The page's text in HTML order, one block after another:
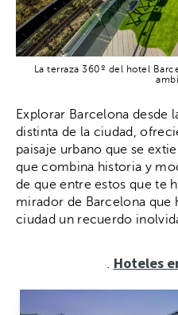
La terraza 360º del hotel
Explorar Barcelona desde
distinta de la ciudad,
paisaje urbano que se
que combina historia y
de que entre estos que te
mirador de Barcelona que
ciudad un recuerdo
Hoteles